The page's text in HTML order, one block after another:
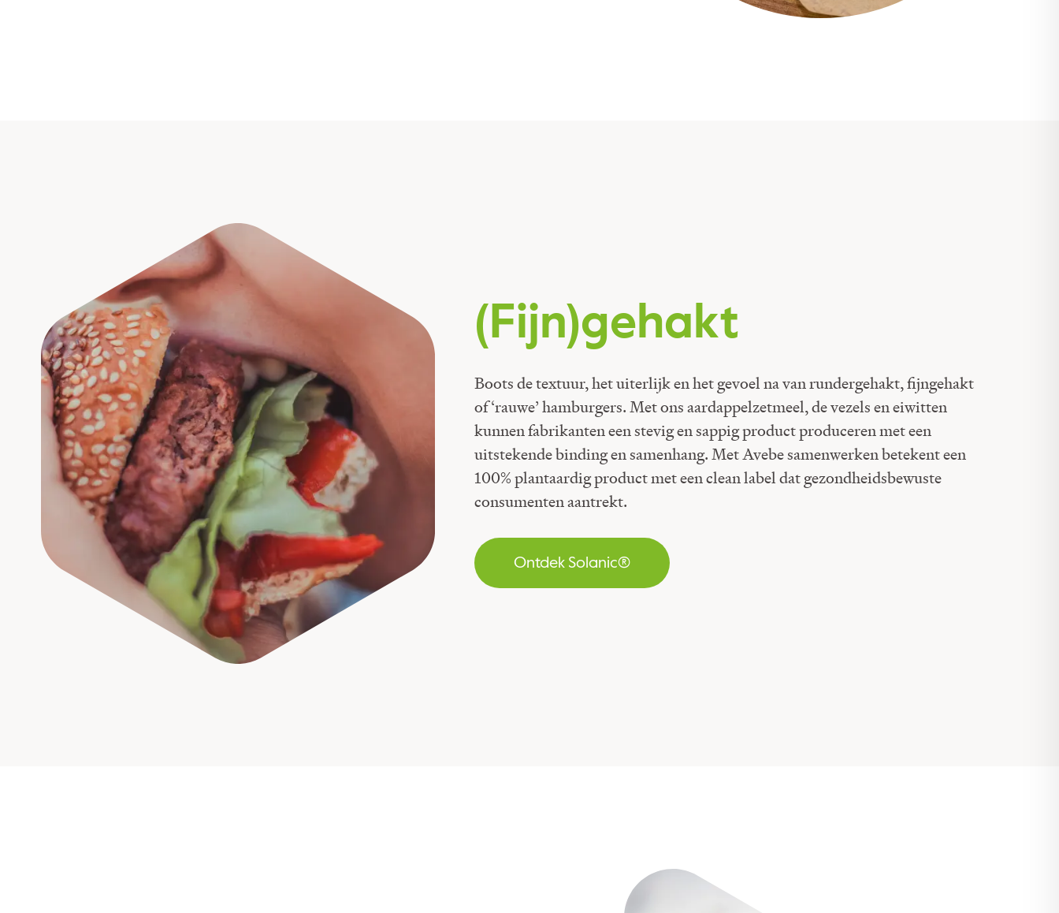
(Fijn)gehakt
Boots de textuur, het uiterlijk en het gevoel na van rundergehakt, fijngehakt
of ‘rauwe’ hamburgers. Met ons aardappelzetmeel, de vezels en eiwitten
kunnen fabrikanten een stevig en sappig product produceren met een
uitstekende binding en samenhang. Met Avebe samenwerken betekent een
100% plantaardig product met een clean label dat gezondheidsbewuste
consumenten aantrekt.
Ontdek Solanic®